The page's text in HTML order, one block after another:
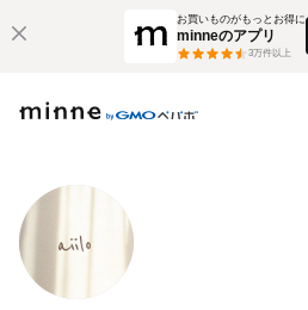
お買いものがもっとお得に
minneのアプリ
3万件以上